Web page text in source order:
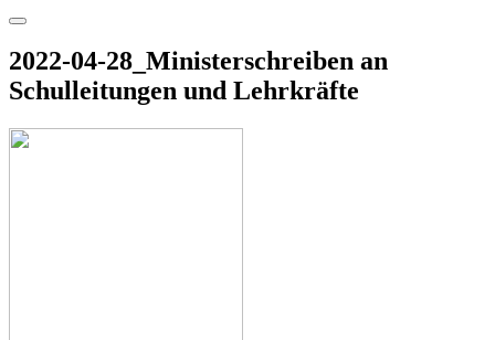
2022-04-28_Ministerschreiben an
Schulleitungen und Lehrkräfte